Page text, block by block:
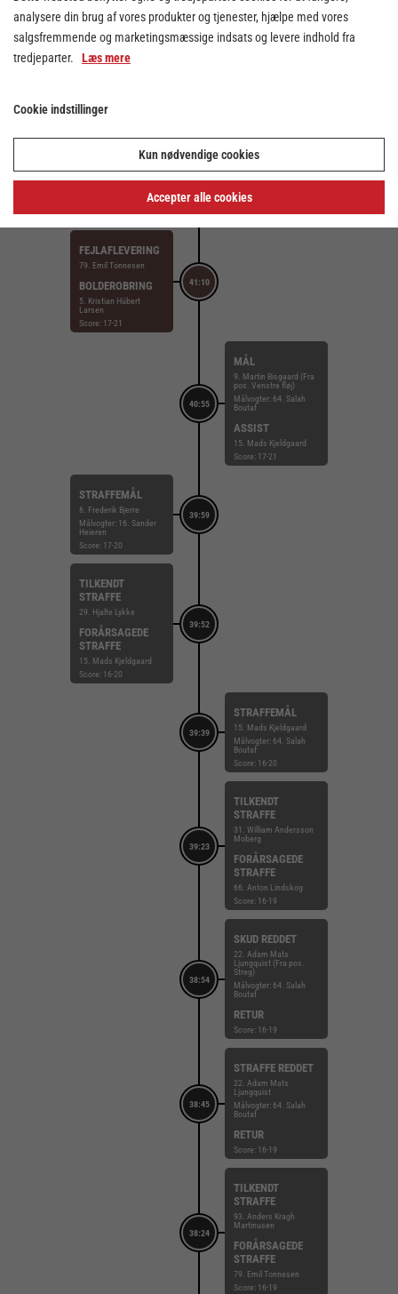
STRAFFEMÅL
7. Kasper Young
41:15
STRAFFE
15. Mads Kjeldgaard
FORÅRSAGEDE
STRAFFE
29. Hjalte Lykke
41:10
FEJLAFLEVERING
79. Emil Tonnesen
BOLDEROBRING
5. Kristian Hübert
Larsen
Score: 17-21
40:55
MÅL
9. Martin Bisgaard (Fra
pos. Venstre fløj)
Målvogter: 64. Salah
Boutaf
ASSIST
15. Mads Kjeldgaard
Score: 17-21
39:59
STRAFFEMÅL
6. Frederik Bjerre
Målvogter: 16. Sander
Heieren
Score: 17-20
39:52
TILKENDT
STRAFFE
29. Hjalte Lykke
FORÅRSAGEDE
STRAFFE
15. Mads Kjeldgaard
Score: 16-20
39:39
STRAFFEMÅL
15. Mads Kjeldgaard
Målvogter: 64. Salah
Boutaf
Score: 16-20
39:23
TILKENDT
STRAFFE
31. William Andersson
Moberg
FORÅRSAGEDE
STRAFFE
66. Anton Lindskog
Score: 16-19
38:54
SKUD REDDET
22. Adam Mats
Ljungquist (Fra pos.
Streg)
Målvogter: 64. Salah
Boutaf
RETUR
Score: 16-19
38:45
STRAFFE REDDET
22. Adam Mats
Ljungquist
Målvogter: 64. Salah
Boutaf
RETUR
Score: 16-19
38:24
TILKENDT
STRAFFE
93. Anders Kragh
Martinusen
FORÅRSAGEDE
STRAFFE
79. Emil Tonnesen
Score: 16-19
analysere din brug af vores produkter og tjenester, hjælpe med vores
salgsfremmende og marketingsmæssige indsats og levere indhold fra
tredjeparter. Læs mere
Cookie indstillinger
Kun nødvendige cookies
Accepter alle cookies